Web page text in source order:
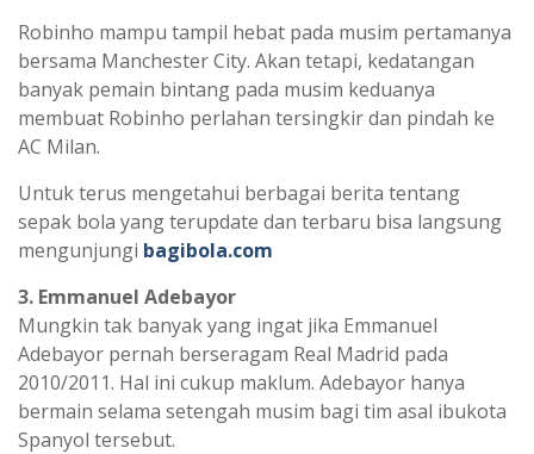
Robinho mampu tampil hebat pada musim pertamanya
bersama Manchester City. Akan tetapi, kedatangan
banyak pemain bintang pada musim keduanya
membuat Robinho perlahan tersingkir dan pindah ke
AC Milan.
Untuk terus mengetahui berbagai berita tentang
sepak bola yang terupdate dan terbaru bisa langsung
mengunjungi bagibola.com
3. Emmanuel Adebayor
Mungkin tak banyak yang ingat jika Emmanuel
Adebayor pernah berseragam Real Madrid pada
2010/2011. Hal ini cukup maklum. Adebayor hanya
bermain selama setengah musim bagi tim asal ibukota
Spanyol tersebut.